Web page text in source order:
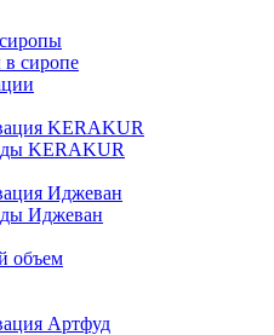
сиропе
KERAKUR
KERAKUR
Иджеван
Иджеван
объем
Артфуд